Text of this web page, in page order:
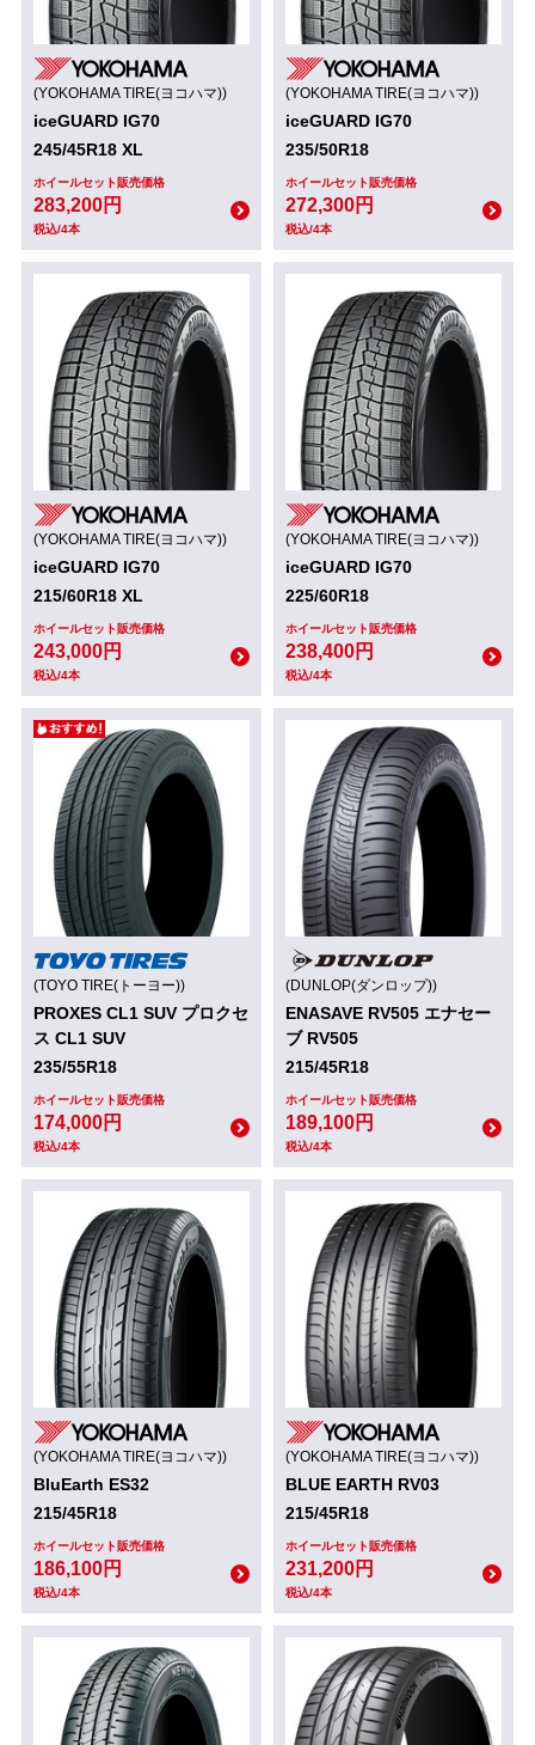
(YOKOHAMA TIRE(ヨコハマ))
iceGUARD IG70
245/45R18 XL
ホイールセット販売価格
283,200円
税込/4本
(YOKOHAMA TIRE(ヨコハマ))
iceGUARD IG70
235/50R18
ホイールセット販売価格
272,300円
税込/4本
(YOKOHAMA TIRE(ヨコハマ))
iceGUARD IG70
215/60R18 XL
ホイールセット販売価格
243,000円
税込/4本
(YOKOHAMA TIRE(ヨコハマ))
iceGUARD IG70
225/60R18
ホイールセット販売価格
238,400円
税込/4本
(TOYO TIRE(トーヨー))
PROXES CL1 SUV プロクセ
ス CL1 SUV
235/55R18
ホイールセット販売価格
174,000円
税込/4本
(DUNLOP(ダンロップ))
ENASAVE RV505 エナセー
ブ RV505
215/45R18
ホイールセット販売価格
189,100円
税込/4本
(YOKOHAMA TIRE(ヨコハマ))
BluEarth ES32
215/45R18
ホイールセット販売価格
186,100円
税込/4本
(YOKOHAMA TIRE(ヨコハマ))
BLUE EARTH RV03
215/45R18
ホイールセット販売価格
231,200円
税込/4本